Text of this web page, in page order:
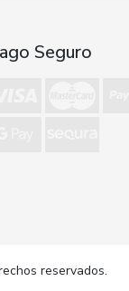
Seguro
reservados.